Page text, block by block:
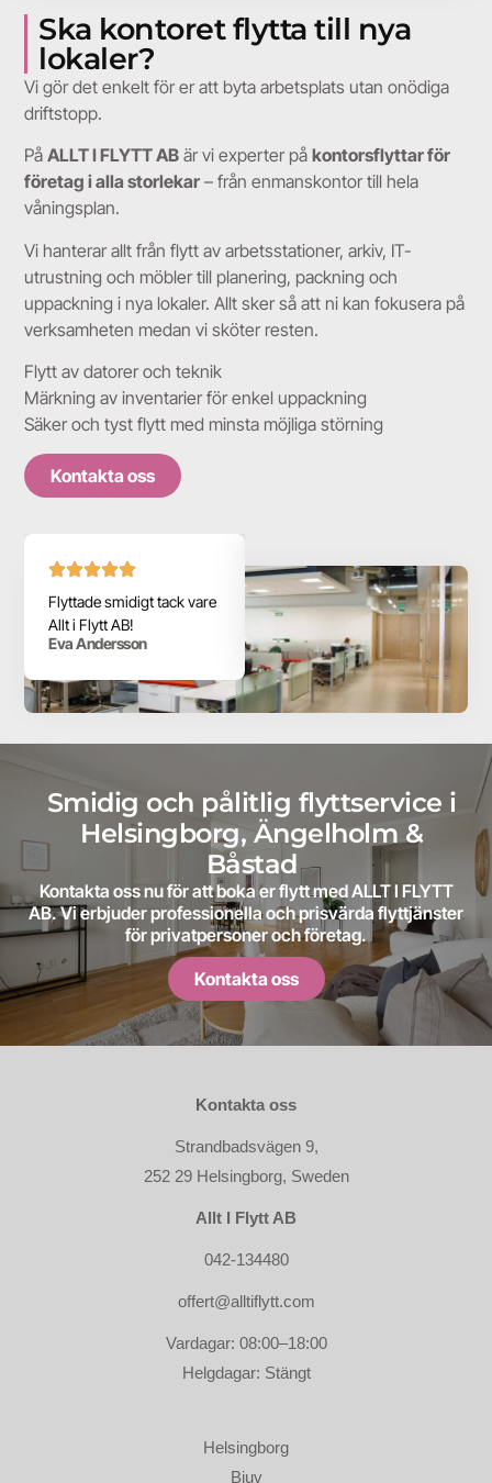
Flyttade smidigt tack vare
Allt i Flytt AB!
Eva Andersson
Professionell och pålitlig
Johan Karlsson
Ska kontoret flytta till nya
lokaler?
Vi gör det enkelt för er att byta arbetsplats utan onödiga
driftstopp.
PåALLT I FLYTT AB är vi experter påkontorsflyttar för
företag i alla storlekar – från enmanskontor till hela
våningsplan.
Vi hanterar allt från flytt av arbetsstationer, arkiv, IT-
utrustning och möbler till planering, packning och
uppackning i nya lokaler. Allt sker så att ni kan fokusera på
verksamheten medan vi sköter resten.
Flytt av datorer och teknik
Märkning av inventarier för enkel uppackning
Säker och tyst flytt med minsta möjliga störning
Kontakta oss
Smidig och pålitlig flyttservice i
Helsingborg, Ängelholm &
Båstad
Kontakta oss nu för att boka er flytt med ALLT I FLYTT
AB. Vi erbjuder professionella och prisvärda flyttjänster
för privatpersoner och företag.
Kontakta oss
Helsingborg
Bjuv
Kontakta oss
Strandbadsvägen 9,
252 29 Helsingborg, Sweden
Allt I Flytt AB
042-134480
offert@alltiflytt.com
Vardagar: 08:00–18:00
Helgdagar: Stängt